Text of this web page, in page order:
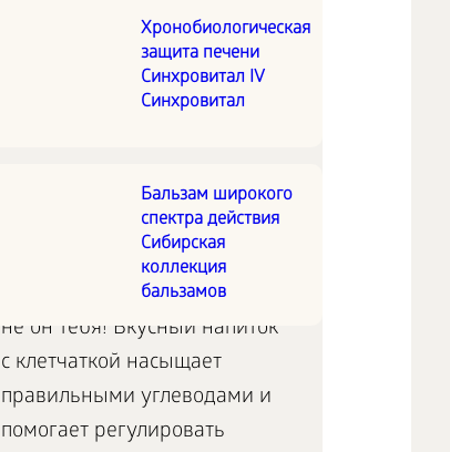
мягким сбалансированным
вкусом особенно подойдет
тем, кто контролирует
Напиток Weight Control
(малина-гранат)
Ты контролируешь аппетит, а
не он тебя! Вкусный напиток
с клетчаткой насыщает
правильными углеводами и
помогает регулировать
Хронобиологическая
защита печени
Синхровитал IV
Синхровитал
Бальзам широкого
спектра действия
Сибирская
коллекция
бальзамов